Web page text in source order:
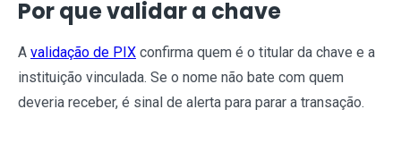
Por que validar a chave
A validação de PIX confirma quem é o titular da chave e a
instituição vinculada. Se o nome não bate com quem
deveria receber, é sinal de alerta para parar a transação.